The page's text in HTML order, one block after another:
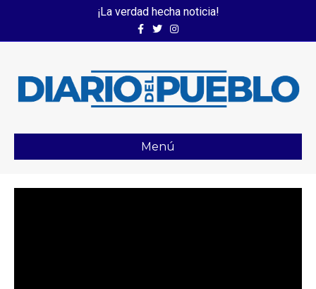
¡La verdad hecha noticia!
FacebookTwitterInstagram
Menú